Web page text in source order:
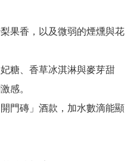
果香，以及微弱的煙燻與花
糖、香草冰淇淋與麥芽甜
感。
門磚」酒款，加水數滴能顯